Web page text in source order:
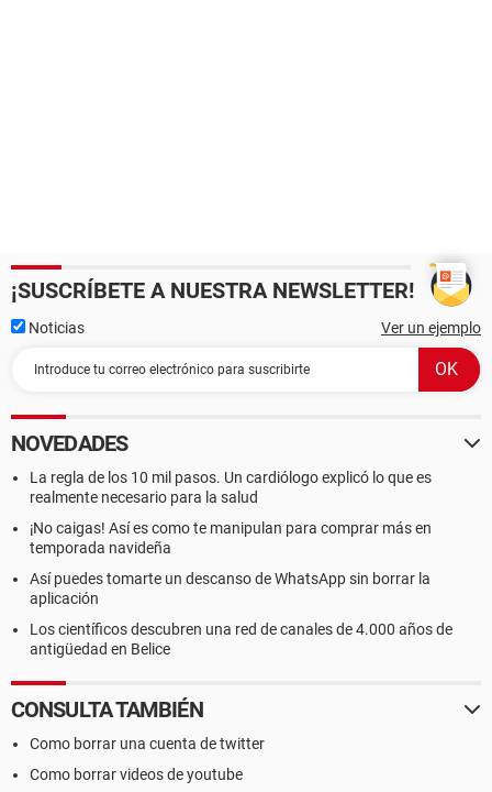
¡SUSCRÍBETE A NUESTRA NEWSLETTER!
Noticias Ver un ejemplo
NOVEDADES
La regla de los 10 mil pasos. Un cardiólogo explicó lo que es
realmente necesario para la salud
¡No caigas! Así es como te manipulan para comprar más en
temporada navideña
Así puedes tomarte un descanso de WhatsApp sin borrar la
aplicación
Los científicos descubren una red de canales de 4.000 años de
antigüedad en Belice
CONSULTA TAMBIÉN
Como borrar una cuenta de twitter
Como borrar videos de youtube